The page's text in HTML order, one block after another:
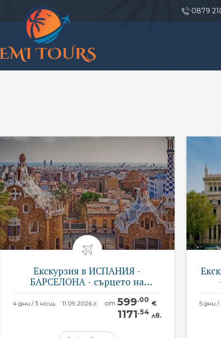
0879
Екскурзия в ИСПАНИЯ -
БАРСЕЛОНА - сърцето на
Каталуния
4 дни / 3 нощ. 11.09.2026 г. от 599.00 €
1171.54 лв.